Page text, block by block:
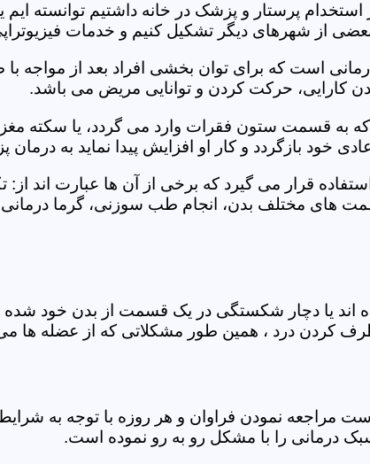
استخدام پرستار و پزشک در خانه داشتیم توانسته
از شهرهای دیگر تشکیل کنیم و خدمات
است که برای توان بخشی افراد بعد از مواجه
کارایی، حرکت کردن و توانایی مریض می باشد.
به قسمت ستون فقرات وارد می گردد، یا سکته
خود بازگردد و کار او افزایش پیدا نماید به درمان
قرار می گیرد که برخی از آن ها عبارت اند از:
های مختلف بدن، انجام طب سوزنی، گرما
اند یا دچار شکستگی در یک قسمت از بدن خود شده
کردن درد ، همین طور مشکلاتی که از عضله ها
مراجعه نمودن فراوان و هر روزه با توجه به
درمانی را با مشکل رو به رو نموده است.